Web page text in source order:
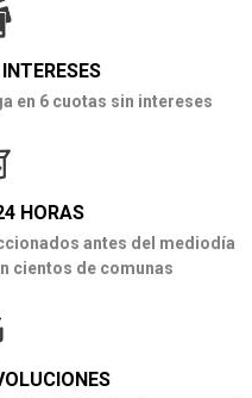
en 6 cuotas sin intereses
HORAS
antes del mediodía
cientos de comunas